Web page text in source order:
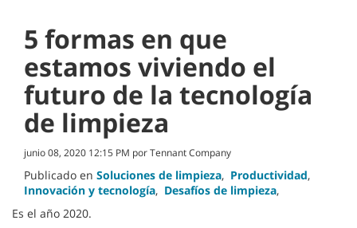
5 formas en que
estamos viviendo el
futuro de la tecnología
de limpieza
junio 08, 2020 12:15 PM por Tennant Company
Publicado en Soluciones de limpieza, Productividad,
Innovación y tecnología, Desafíos de limpieza,
Es el año 2020.